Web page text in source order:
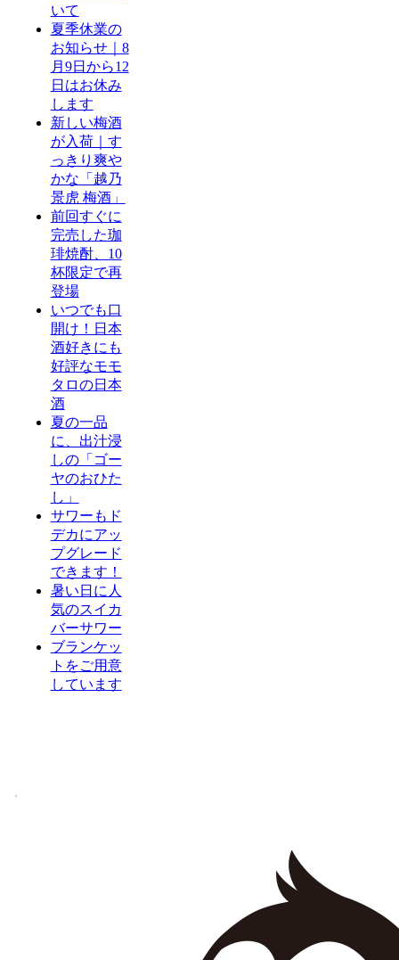
いて
夏季休業の
お知らせ｜8
月9日から12
日はお休み
します
新しい梅酒
が入荷｜す
っきり爽や
かな「越乃
景虎 梅酒」
前回すぐに
完売した珈
琲焼酎、10
杯限定で再
登場
いつでも口
開け！日本
酒好きにも
好評なモモ
タロの日本
酒
夏の一品
に、出汁浸
しの「ゴー
ヤのおひた
し」
サワーもド
デカにアッ
プグレード
できます！
暑い日に人
気のスイカ
バーサワー
ブランケッ
トをご用意
しています